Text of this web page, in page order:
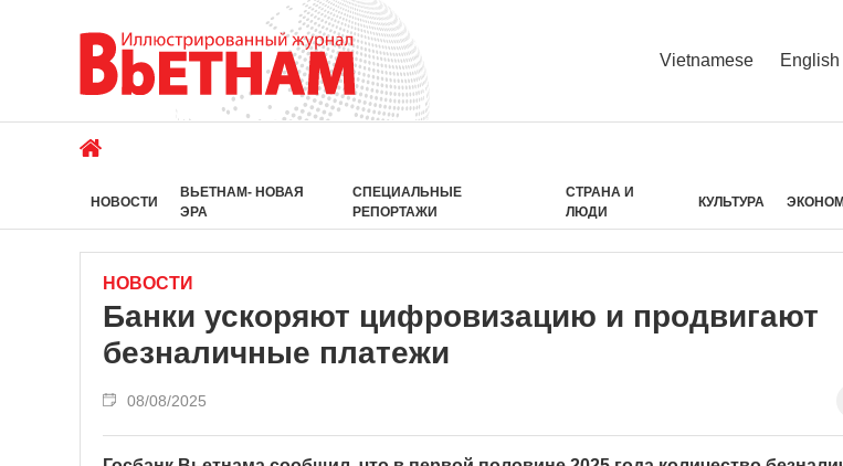
Vietnamese English
НОВОСТИ
ВЬЕТНАМ- НОВАЯ
ЭРА
СПЕЦИАЛЬНЫЕ
РЕПОРТАЖИ
СТРАНА И
ЛЮДИ
КУЛЬТУРА
НОВОСТИ
Банки ускоряют цифровизацию и продвигают
безналичные платежи
08/08/2025